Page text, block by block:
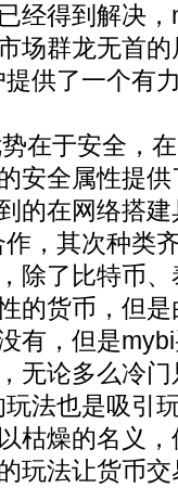
经得到解决
场群龙无首
供了一个有
于安全，在
安全属性提
的在网络搭
，其次种类
除了比特币
的货币，但
有，但是
无论多么冷
法也是吸引
枯燥的名义
玩法让货币